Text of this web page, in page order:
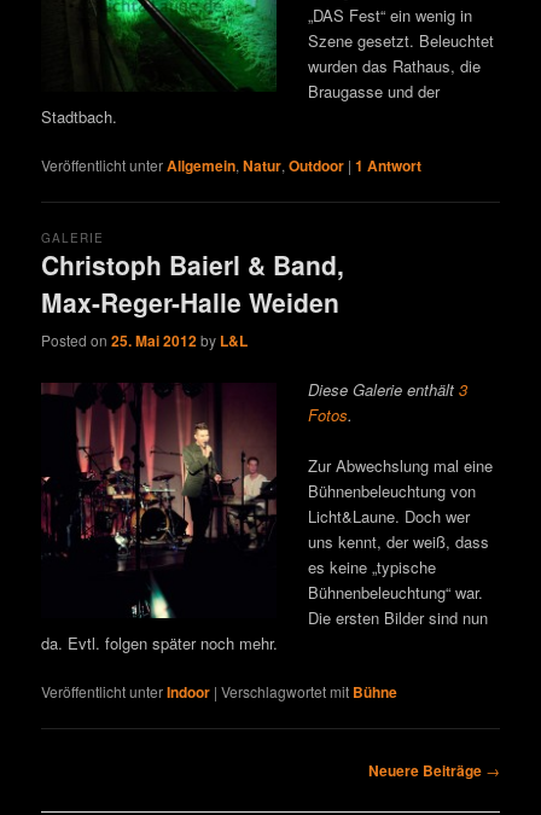
„DAS Fest“ ein wenig in
Szene gesetzt. Beleuchtet
wurden das Rathaus, die
Braugasse und der
Stadtbach.
Veröffentlicht unterAllgemein,Natur,Outdoor |1 Antwort
Christoph Baierl & Band,
Max-Reger-Halle Weiden
GALERIE
Posted on25. Mai 2012by L&L
Diese Galerie enthält3
Fotos.
Zur Abwechslung mal eine
Bühnenbeleuchtung von
Licht&Laune. Doch wer
uns kennt, der weiß, dass
es keine „typische
Bühnenbeleuchtung“ war.
Die ersten Bilder sind nun
da. Evtl. folgen später noch mehr.
Veröffentlicht unterIndoor |Verschlagwortet mit Bühne
Neuere Beiträge →